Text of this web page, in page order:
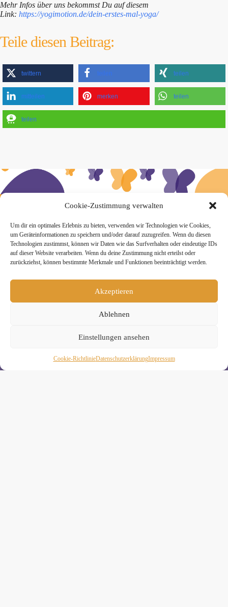
Cookie-Zustimmung verwalten
Um dir ein optimales Erlebnis zu bieten, verwenden wir Technologien wie Cookies,
um Geräteinformationen zu speichern und/oder darauf zuzugreifen. Wenn du diesen
Technologien zustimmst, können wir Daten wie das Surfverhalten oder eindeutige IDs
auf dieser Website verarbeiten. Wenn du deine Zustimmung nicht erteilst oder
zurückziehst, können bestimmte Merkmale und Funktionen beeinträchtigt werden.
Akzeptieren
Ablehnen
Einstellungen ansehen
Cookie-RichtlinieDaten­schutz­erklä­rungImpressum
Mehr Infos über uns bekommst Du auf diesem
Link: https://yogimotion.de/dein-erstes-mal-yoga/
Teile diesen Beitrag:
twittern teilen teilen
mitteilen merken teilen
teilen
» Unsere Hygienemassnahmen
Wenn Du magst, schicke ich Dir ungefähr monatlich Infos zu
Dich natürlich jederzeit wieder abmelden. Alle Details zur